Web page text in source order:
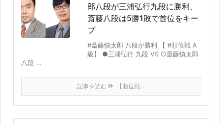
郎八段が三浦弘行九段に勝利、
斎藤八段は5勝1敗で首位をキー
プ
#斎藤慎太郎 八段が勝利 【 #順位戦 A
級】 ●三浦弘行 九段 VS ○斎藤慎太郎
八段 ...
記事を読む 【順位戦 ...